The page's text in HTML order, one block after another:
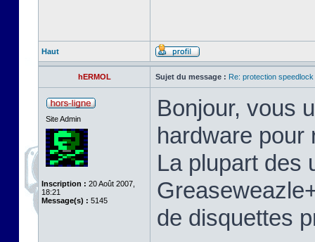
Haut
hERMOL Sujet du message : Re: protection
Site Admin
Inscription : 20 Août 2007,
18:21
Message(s) : 5145
Bonjour, vous
hardware pour
La plupart des
de disquettes